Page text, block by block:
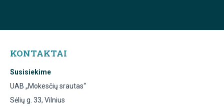
KONTAKTAI
Susisiekime
UAB „Mokesčių srautas“
Sėlių g. 33, Vilnius